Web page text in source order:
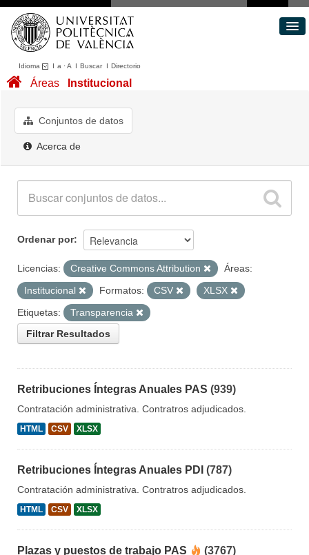
Idioma I a ·A I BuscarI Directorio
Conjuntos de datos
Acerca de
Áreas Institucional
Conjuntos de datos
Acerca de
Ordenar por
Licencias: Creative Commons Attribution
Áreas:
Institucional
Formatos: CSV
XLSX
Etiquetas:
Transparencia
Filtrar Resultados
Retribuciones Íntegras Anuales PAS (939)
Contratación administrativa. Contratros adjudicados.
HTML CSV XLSX
Retribuciones Íntegras Anuales PDI (787)
Contratación administrativa. Contratros adjudicados.
HTML CSV XLSX
Plazas y puestos de trabajo PAS (3767)